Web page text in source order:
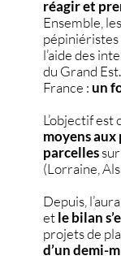
réagir et
Ensemble,
l’aide des
du Grand
France : un
L’objectif est
moyens
parcelles
(Lorraine,
Depuis,
etle bilan
projets de
d’un demi-